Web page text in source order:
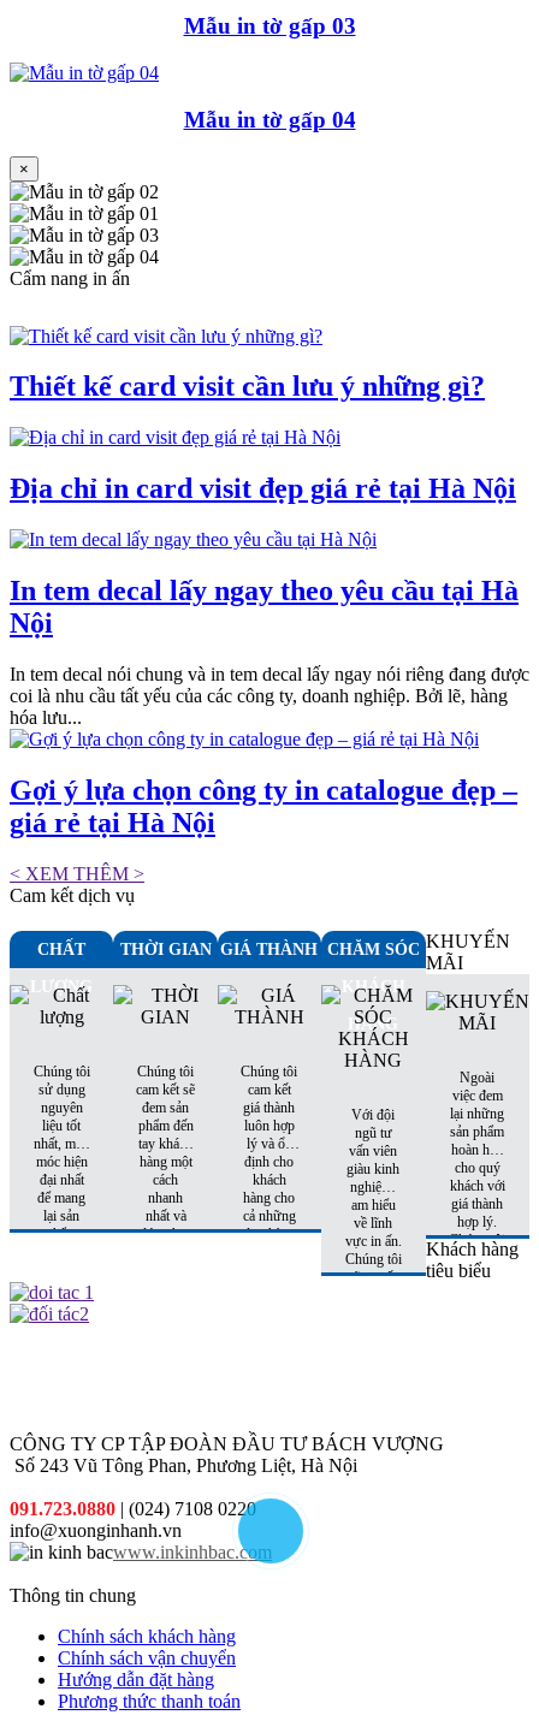
Mẫu in tờ gấp 03
Mẫu in tờ gấp 04
×
Cẩm nang in ấn
Thiết kế card visit cần lưu ý những gì?
Địa chỉ in card visit đẹp giá rẻ tại Hà Nội
In tem decal lấy ngay theo yêu cầu tại Hà
Nội
In tem decal nói chung và in tem decal lấy ngay nói riêng đang được
coi là nhu cầu tất yếu của các công ty, doanh nghiệp. Bởi lẽ, hàng
hóa lưu...
Gợi ý lựa chọn công ty in catalogue đẹp –
giá rẻ tại Hà Nội
< XEM THÊM >
Cam kết dịch vụ
CHẤT
LƯỢNG
Chúng tôi
sử dụng
nguyên
liệu tốt
nhất, máy
móc hiện
đại nhất
để mang
lại sản
phẩm
tay khách
hàng
THỜI GIAN
Chúng tôi
cam kết sẽ
đem sản
phẩm đến
tay khách
hàng một
cách
nhanh
nhất và
đúng hẹn
GIÁ THÀNH
Chúng tôi
cam kết
giá thành
luôn hợp
lý và ổn
định cho
khách
hàng cho
cả những
đơn hàng
CHĂM SÓC
KHÁCH
HÀNG
Với đội
ngũ tư
vấn viên
giàu kinh
nghiệm,
am hiểu
về lĩnh
vực in ấn.
Chúng tôi
sẽ tư vấn
KHUYẾN
MÃI
Ngoài
việc đem
lại những
sản phẩm
hoàn hảo
cho quý
khách với
giá thành
hợp lý.
Chúng tôi
còn có
những
Khách hàng
tiêu biểu
CÔNG TY CP TẬP ĐOÀN ĐẦU TƯ BÁCH VƯỢNG
Số 243 Vũ Tông Phan, Phương Liệt, Hà Nội
091.723.0880 | (024) 7108 0220
info@xuonginhanh.vn
www.inkinhbac.com
Thông tin chung
Chính sách khách hàng
Chính sách vận chuyển
Hướng dẫn đặt hàng
Phương thức thanh toán